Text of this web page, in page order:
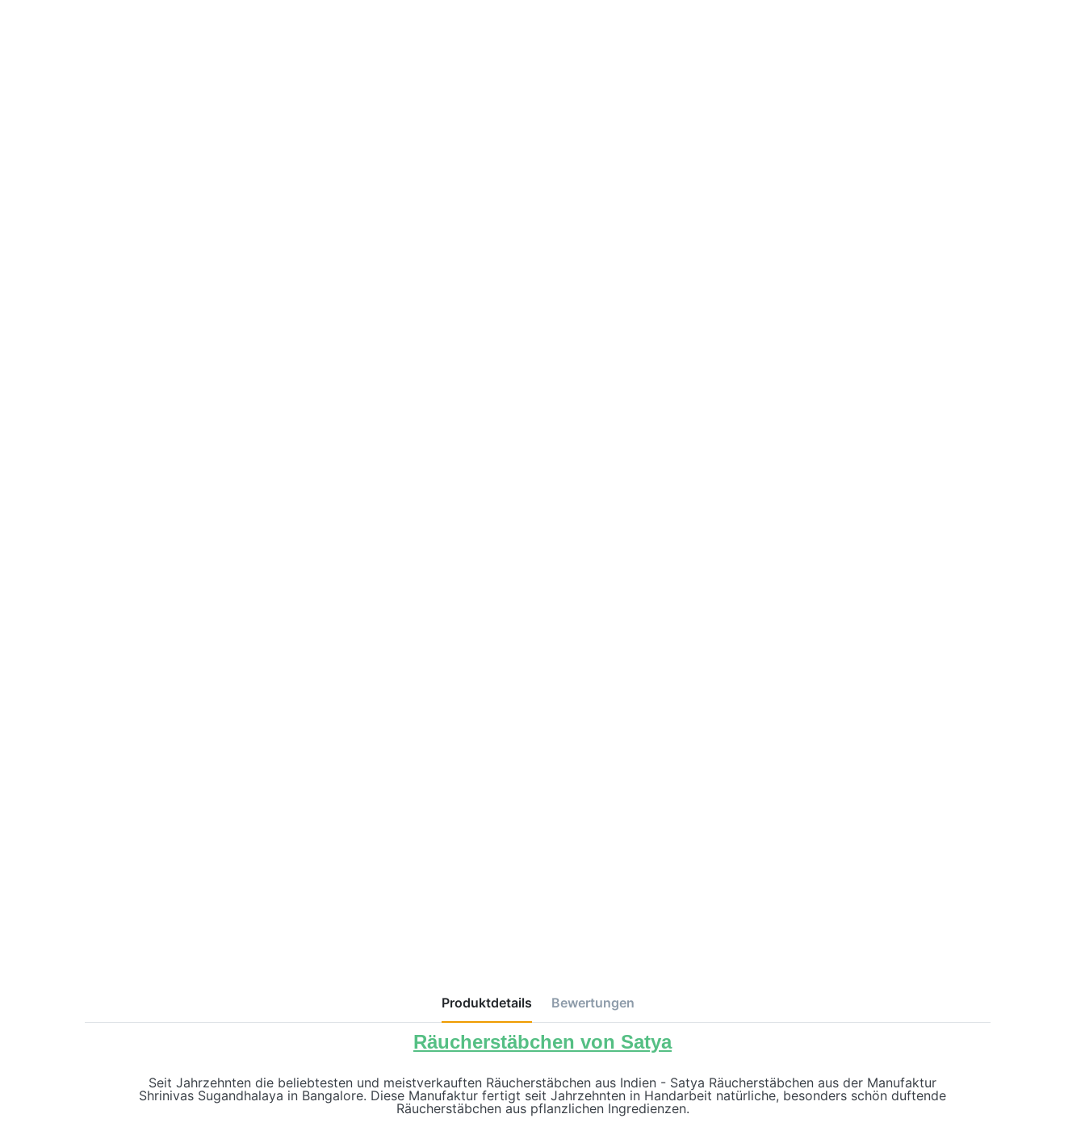
Produktdetails Bewertungen
Räucherstäbchen von Satya
Seit Jahrzehnten die beliebtesten und meistverkauften Räucherstäbchen aus Indien - Satya Räucherstäbchen aus der Manufaktur
Shrinivas Sugandhalaya in Bangalore. Diese Manufaktur fertigt seit Jahrzehnten in Handarbeit natürliche, besonders schön duftende
Räucherstäbchen aus pflanzlichen Ingredienzen.